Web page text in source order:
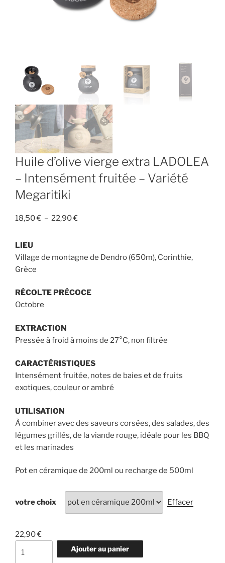
Huile d’olive vierge extra LADOLEA
– Intensément fruitée – Variété
Megaritiki
18,50€ – 22,90€Plage
18,50 €
LIEU
Village de montagne de Dendro (650m), Corinthie,
Grèce
RÉCOLTE PRÉCOCE
Octobre
EXTRACTION
Pressée à froid à moins de 27°C, non filtrée
CARACTÉRISTIQUES
Intensément fruitée, notes de baies et de fruits
exotiques, couleur or ambré
UTILISATION
À combiner avec des saveurs corsées, des salades, des
légumes grillés, de la viande rouge, idéale pour les BBQ
et les marinades
Pot en céramique de 200ml ou recharge de 500ml
votre choix Effacer
22,90€
de
Ajouter au panier